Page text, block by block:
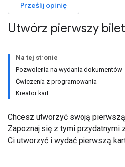
Prześlij opinię
Utwórz pierwszy bilet
Na tej stronie
Pozwolenia na wydania dokumentów
Ćwiczenia z programowania
Kreator kart
Chcesz utworzyć swoją
Zapoznaj się z tymi przydatnymi
Ci utworzyć i wydać pierwszą